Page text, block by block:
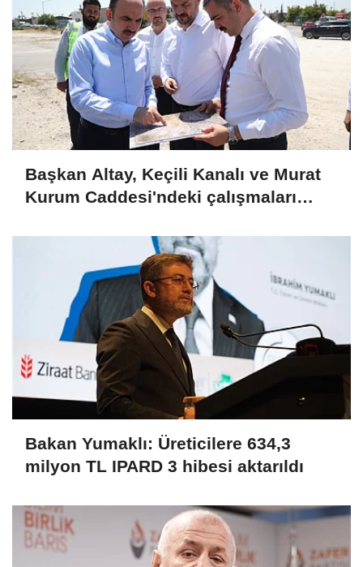
Başkan Altay, Keçili Kanalı ve Murat
Kurum Caddesi'ndeki çalışmaları
Bakan Yumaklı: Üreticilere 634,3
milyon TL IPARD 3 hibesi aktarıldı